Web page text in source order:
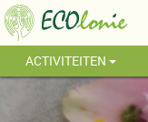
ACTIVITEITEN